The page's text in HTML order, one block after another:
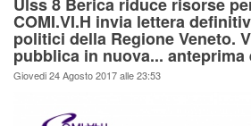
Ulss 8 Berica riduce risorse
COMI.VI.H invia lettera
politici della Regione Veneto.
pubblica in nuova...
Giovedi 24 Agosto 2017 alle 23:53